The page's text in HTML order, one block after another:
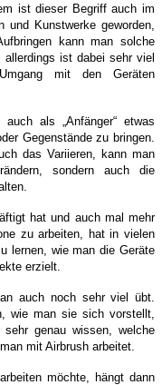
ist dieser Begriff auch im
Kunstwerke geworden,
kann man solche
allerdings ist dabei sehr viel
mit den Geräten
als „Anfänger“ etwas
Gegenstände zu bringen.
das Variieren, kann man
sondern auch die
hat und auch mal mehr
zu arbeiten, hat in vielen
lernen, wie man die Geräte
erzielt.
auch noch sehr viel übt.
wie man sie sich vorstellt,
genau wissen, welche
mit Airbrush arbeitet.
möchte, hängt dann